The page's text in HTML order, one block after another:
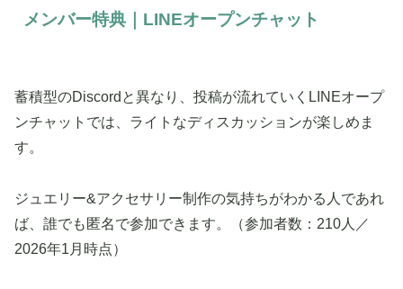
メンバー特典｜LINEオープンチャット
蓄積型のDiscordと異なり、投稿が流れていくLINEオープ
ンチャットでは、ライトなディスカッションが楽しめま
す。
ジュエリー&アクセサリー制作の気持ちがわかる人であれ
ば、誰でも匿名で参加できます。（参加者数：210人／
2026年1月時点）